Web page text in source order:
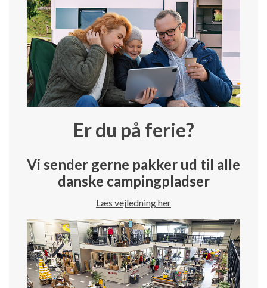
Er du på ferie?
Vi sender gerne pakker ud til alle
danske campingpladser
Læs vejledning her